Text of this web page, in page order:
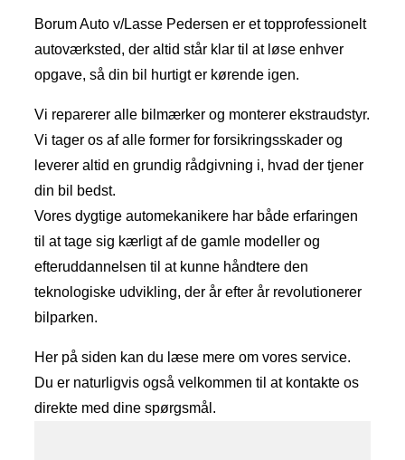
Borum Auto v/Lasse Pedersen er et topprofessionelt
autoværksted, der altid står klar til at løse enhver
opgave, så din bil hurtigt er kørende igen.
Vi reparerer alle bilmærker og monterer ekstraudstyr.
Vi tager os af alle former for forsikringsskader og
leverer altid en grundig rådgivning i, hvad der tjener
din bil bedst.
Vores dygtige automekanikere har både erfaringen
til at tage sig kærligt af de gamle modeller og
efteruddannelsen til at kunne håndtere den
teknologiske udvikling, der år efter år revolutionerer
bilparken.
Her på siden kan du læse mere om vores service.
Du er naturligvis også velkommen til at kontakte os
direkte med dine spørgsmål.